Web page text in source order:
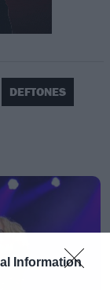
Information
Deftones
τον
τον
ομώνυμο
DEFTONES